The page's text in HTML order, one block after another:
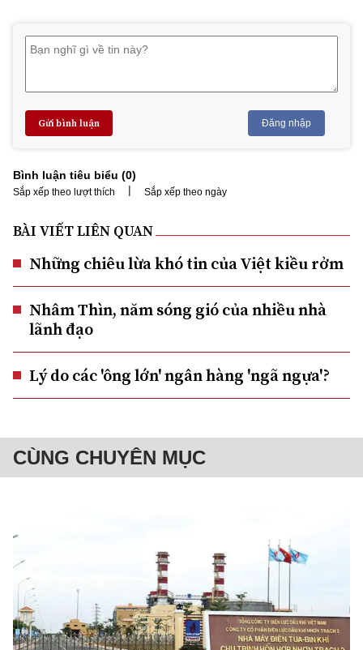
Gửi bình luận Đăng nhập
Bình luận tiêu biểu (0)
Sắp xếp theo lượt thích | Sắp xếp theo ngày
BÀI VIẾT LIÊN QUAN
Những chiêu lừa khó tin của Việt kiều rởm
Nhâm Thìn, năm sóng gió của nhiều nhà
lãnh đạo
Lý do các 'ông lớn' ngân hàng 'ngã ngựa'?
CÙNG CHUYÊN MỤC